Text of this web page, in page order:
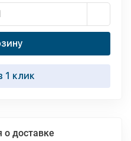
1 клик
доставке